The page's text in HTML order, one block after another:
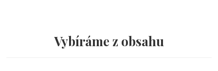
Vybíráme z obsahu